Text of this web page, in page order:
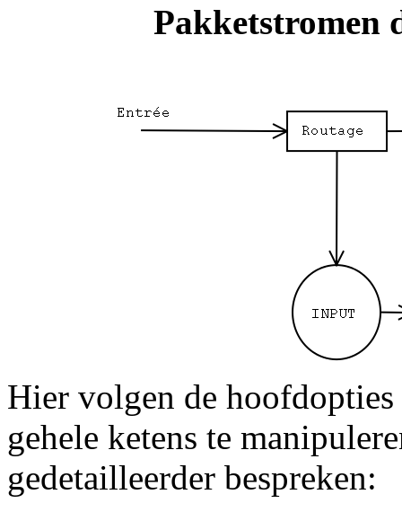
Pakketstromen
Hier volgen de
gehele ketens te
gedetailleerder bespreken: